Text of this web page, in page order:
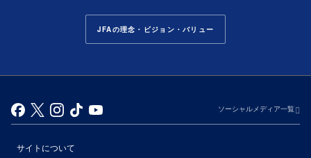
JFAの理念・ビジョン・バリュー
ソーシャルメディア一覧
サイトについて